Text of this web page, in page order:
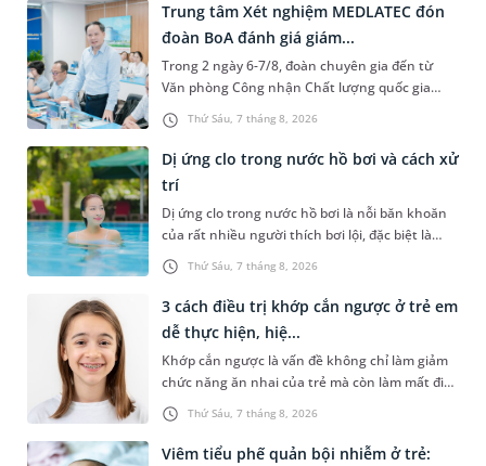
Thứ Sáu, 7 tháng 8, 2026
Trung tâm Xét nghiệm MEDLATEC đón
đoàn BoA đánh giá giám...
Trong 2 ngày 6-7/8, đoàn chuyên gia đến từ
Văn phòng Công nhận Chất lượng quốc gia
(BoA) đã ghi nhận và đánh giá cao nỗ lực duy trì
hệ thống quản lý chất lượ...
Thứ Sáu, 7 tháng 8, 2026
Dị ứng clo trong nước hồ bơi và cách xử
trí
Dị ứng clo trong nước hồ bơi là nỗi băn khoăn
của rất nhiều người thích bơi lội, đặc biệt là
những trường hợp thường xuyên bơi ở những
hồ bơi nhân tạo. Bài v...
Thứ Sáu, 7 tháng 8, 2026
3 cách điều trị khớp cắn ngược ở trẻ em
dễ thực hiện, hiệ...
Khớp cắn ngược là vấn đề không chỉ làm giảm
chức năng ăn nhai của trẻ mà còn làm mất đi
sự cân đối của khuôn mặt. Do đó, cần khắc
phục sớm tình trạng này để...
Viêm tiểu phế quản bội nhiễm ở trẻ: